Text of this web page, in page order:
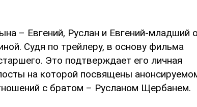
– Евгений, Руслан и Евгений-младший
Судя по трейлеру, в основу фильма
Это подтверждает его личная
на которой посвящены
с братом – Русланом Щербанем.